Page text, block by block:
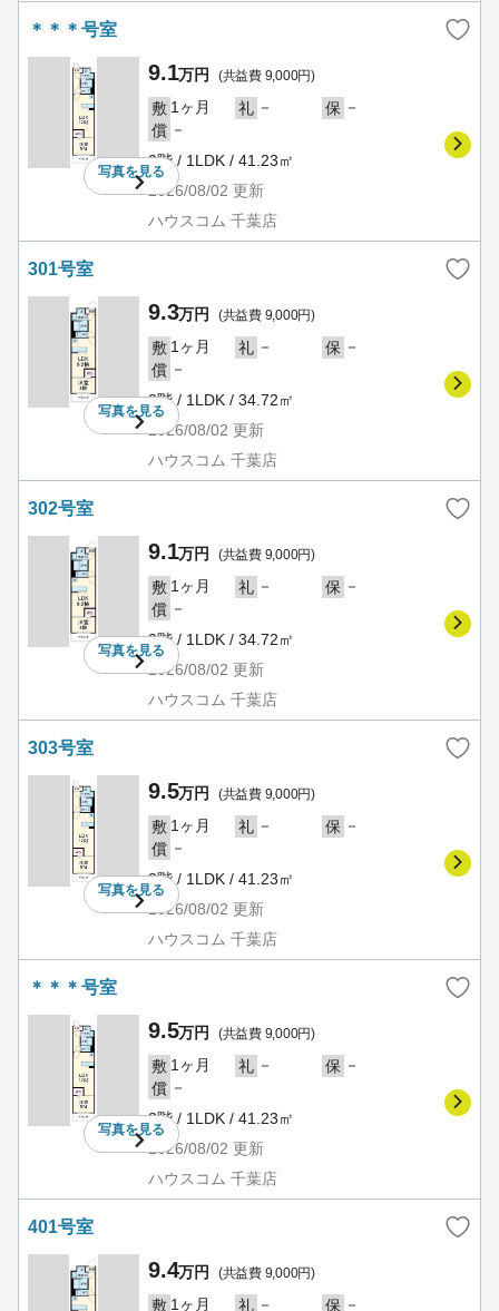
＊＊＊号室
写真を見る
9.1万円 (共益費 9,000円)
敷 1ヶ月 礼 － 保 －
償 －
2階 / 1LDK / 41.23㎡
2026/08/02 更新
ハウスコム 千葉店
301号室
写真を見る
9.3万円 (共益費 9,000円)
敷 1ヶ月 礼 － 保 －
償 －
3階 / 1LDK / 34.72㎡
2026/08/02 更新
ハウスコム 千葉店
302号室
写真を見る
9.1万円 (共益費 9,000円)
敷 1ヶ月 礼 － 保 －
償 －
3階 / 1LDK / 34.72㎡
2026/08/02 更新
ハウスコム 千葉店
303号室
写真を見る
9.5万円 (共益費 9,000円)
敷 1ヶ月 礼 － 保 －
償 －
3階 / 1LDK / 41.23㎡
2026/08/02 更新
ハウスコム 千葉店
＊＊＊号室
写真を見る
9.5万円 (共益費 9,000円)
敷 1ヶ月 礼 － 保 －
償 －
3階 / 1LDK / 41.23㎡
2026/08/02 更新
ハウスコム 千葉店
401号室
9.4万円 (共益費 9,000円)
敷 1ヶ月 礼 － 保 －